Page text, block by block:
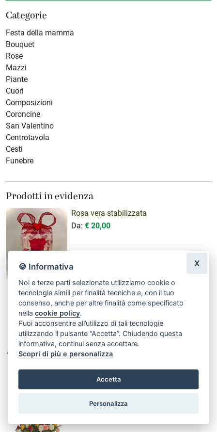
Categorie
Festa della mamma
Bouquet
Rose
Mazzi
Piante
Cuori
Composizioni
Coroncine
San Valentino
Centrotavola
Cesti
Funebre
Prodotti in evidenza
Rosa vera stabilizzata
Da:€ 20,00
Rose rosse da comporre in mazzo per
numero di steli.
Da:€ 18,00
Composizione in cesto
€ 30,00
🍪 Informativa
Noi e terze parti selezionate utilizziamo cookie o
tecnologie simili per finalità tecniche e, con il tuo
consenso, anche per altre finalità come specificato
nellacookie policy.
Puoi acconsentire all’utilizzo di tali tecnologie
utilizzando il pulsante “Accetta”. Chiudendo questa
informativa, continui senza accettare.
Scopri di più e personalizza
Accetta
Personalizza
X